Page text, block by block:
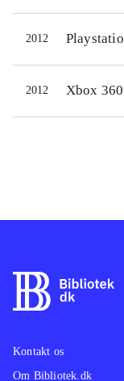
2012
2012 Xbox 360
Kontakt os
Om Bibliotek.dk